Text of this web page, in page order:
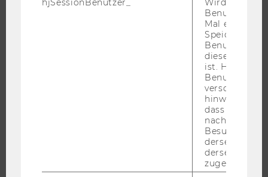
INTERNATIONALE UND INCOMING EXCHANGE STUDIERENDE
ANGEBOTE FÜR SCHULEN UND STUDIENINTERESSIERTE
hjSessionBenutzer_
Wird gesetzt,
Benutzer
Mal eine
Speichert die
Benutzer-ID,
diese Seite
ist. Hotjar
Benutzer
verschiedene
hinweg.Stellt
dass Daten
Besuchen auf
derselben
derselben
zugeordnet